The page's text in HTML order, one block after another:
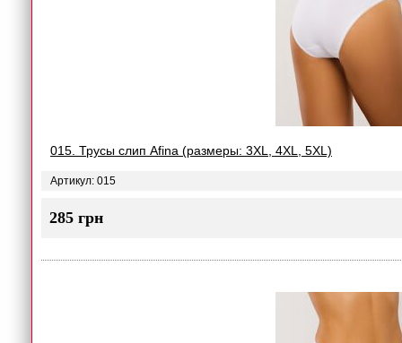
015. Трусы слип Afina (размеры: 3XL, 4XL, 5XL)
Артикул: 015
285 грн